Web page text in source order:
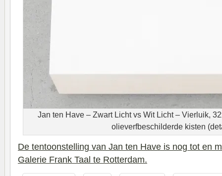
Jan ten Have – Zwart Licht vs Wit Licht – Vierluik,
olieverfbeschilderde kisten
De tentoonstelling van Jan ten Have is nog tot en
Galerie Frank Taal te Rotterdam.